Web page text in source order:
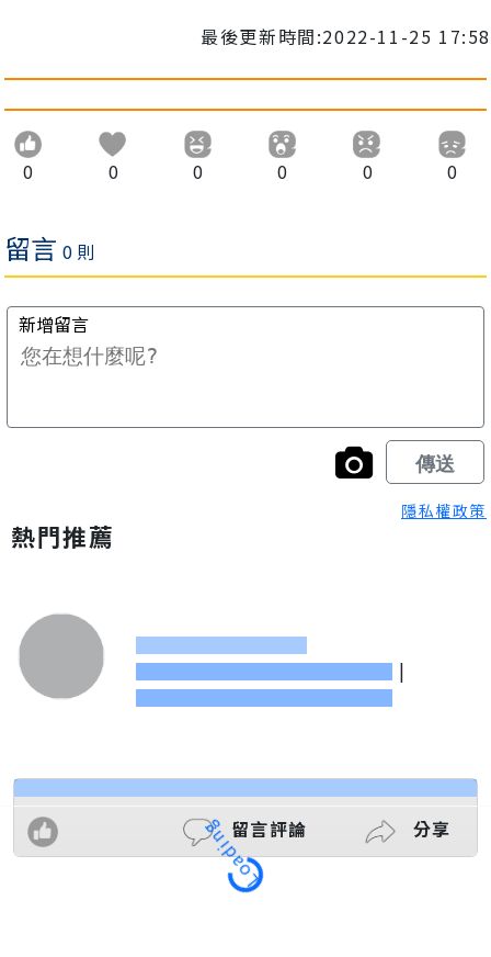
最後更新時間:2022-11-25 17:58
0 0 0 0 0 0
隱私權政策
熱門推薦
|
留言評論 分享
Loading